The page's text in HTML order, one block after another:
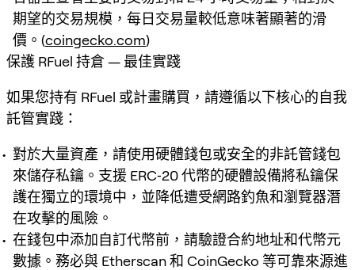
期望的交易規模，每日交易量較低意味著顯著的滑
價。(coingecko.com)
保護 RFuel 持倉 — 最佳實踐
如果您持有 RFuel 或計畫購買，請遵循以下核心的自我
託管實踐：
對於大量資產，請使用硬體錢包或安全的非託管錢包
來儲存私鑰。支援 ERC‑20 代幣的硬體設備將私鑰保
護在獨立的環境中，並降低遭受網路釣魚和瀏覽器潛
在攻擊的風險。
在錢包中添加自訂代幣前，請驗證合約地址和代幣元
數據。務必與 Etherscan 和 CoinGecko 等可靠來源進